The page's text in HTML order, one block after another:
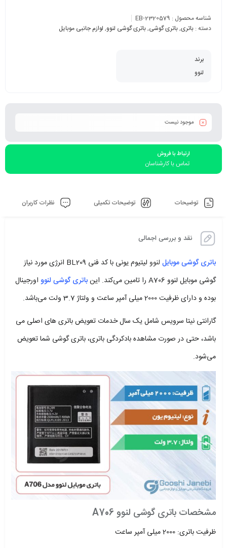
شناسه محصول : EB-2320579
دسته : باتری,باتری گوشی,باتری گوشی لنوو, لوازم جانبی موبایل
برند
لنوو
موجود نیست
ارتباط با فروش
تماس با کارشناسان
توضیحات توضیحات تکمیلی نظرات کاربران
نقد و بررسی اجمالی
باتری گوشی موبایل لنوو
لیتیوم یونی با کد فنی BL209 انرژی مورد نیاز
گوشی موبایل لنوو A706 را تامین می‌کند. این
باتری گوشی لنوو اورجینال
بوده و دارای ظرفیت 2000 میلی آمپر ساعت و ولتاژ 3.7 ولت می‌باشد.
گارانتی نیتا سرویس شامل یک سال خدمات تعویض باتری های اصلی می
باشد، حتی در صورت مشاهده بادکردگی باتری، باتری گوشی شما تعویض
می‌شود.
مشخصات باتری گوشی لنوو A706
ظرفیت باتری: 2000 میلی آمپر ساعت